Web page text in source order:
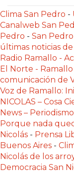
SE TE PIERDA
AYUDA
TÉRMINOS
Y
CONDICIONES
POLÍTICAS
DE
PRIVACIDAD
MAPA
Clima San Pedro -
Canalweb San
Pedro - San
últimas noticias
Radio Ramallo -
El Norte - Ramallo
comunicación de
Voz de Ramallo:
NICOLAS – Cosa
News –
Porque nada
Nicolás - Prensa
Buenos Aires -
Nicolás de los
Democracia San